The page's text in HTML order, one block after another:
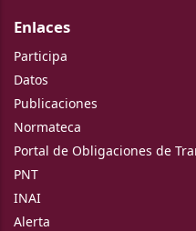
Enlaces
Participa
Datos
Publicaciones
Normateca
Portal de Obligaciones de
PNT
INAI
Alerta